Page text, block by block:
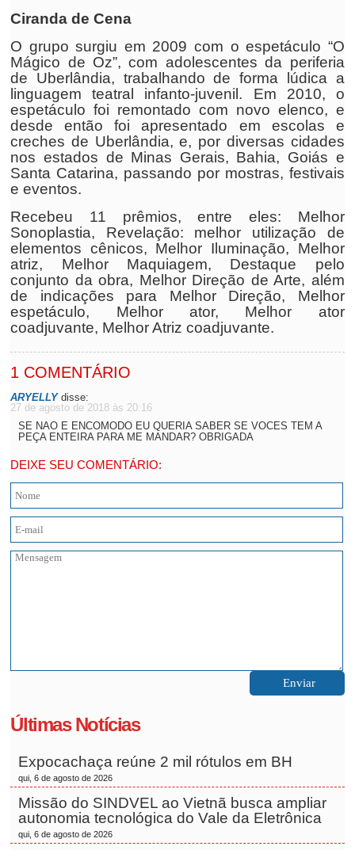
Ciranda de Cena
O grupo surgiu em 2009 com o espetáculo “O
Mágico de Oz”, com adolescentes da periferia
de Uberlândia, trabalhando de forma lúdica a
linguagem teatral infanto-juvenil. Em 2010, o
espetáculo foi remontado com novo elenco, e
desde então foi apresentado em escolas e
creches de Uberlândia, e, por diversas cidades
nos estados de Minas Gerais, Bahia, Goiás e
Santa Catarina, passando por mostras, festivais
e eventos.
Recebeu 11 prêmios, entre eles: Melhor
Sonoplastia, Revelação: melhor utilização de
elementos cênicos, Melhor Iluminação, Melhor
atriz, Melhor Maquiagem, Destaque pelo
conjunto da obra, Melhor Direção de Arte, além
de indicações para Melhor Direção, Melhor
espetáculo, Melhor ator, Melhor ator
coadjuvante, Melhor Atriz coadjuvante.
1 COMENTÁRIO
ARYELLY disse:
27 de agosto de 2018 às 20:16
SE NAO E ENCOMODO EU QUERIA SABER SE VOCES TEM A
PEÇA ENTEIRA PARA ME MANDAR? OBRIGADA
DEIXE SEU COMENTÁRIO:
Últimas Notícias
Expocachaça reúne 2 mil rótulos em BH
qui, 6 de agosto de 2026
Missão do SINDVEL ao Vietnã busca ampliar
autonomia tecnológica do Vale da Eletrônica
qui, 6 de agosto de 2026